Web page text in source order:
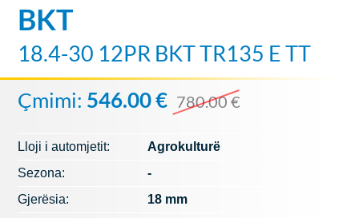
BKT
18.4-30 12PR BKT TR135 E TT
Çmimi: 546.00 € 780.00 €
Lloji i automjetit:
Agrokulturë
Sezona:
-
Gjerësia:
18 mm